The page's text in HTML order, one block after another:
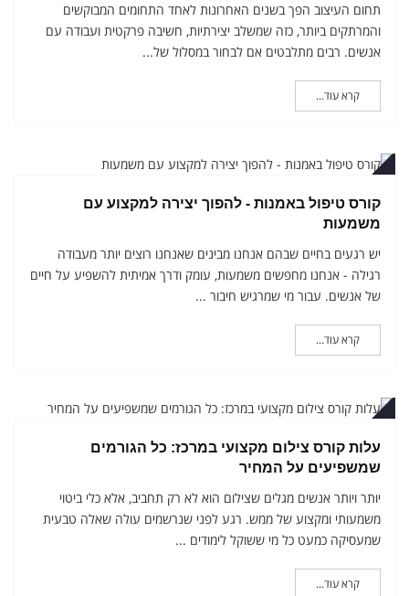
תחום העיצוב הפך בשנים האחרונות לאחד התחומים המבוקשים
והמרתקים ביותר, כזה שמשלב יצירתיות, חשיבה פרקטית ועבודה עם
אנשים. רבים מתלבטים אם לבחור במסלול של...
קרא עוד...
קורס טיפול באמנות - להפוך יצירה למקצוע עם
משמעות
יש רגעים בחיים שבהם אנחנו מבינים שאנחנו רוצים יותר מעבודה
רגילה - אנחנו מחפשים משמעות, עומק ודרך אמיתית להשפיע על חיים
של אנשים. עבור מי שמרגיש חיבור ...
קרא עוד...
עלות קורס צילום מקצועי במרכז: כל הגורמים
שמשפיעים על המחיר
יותר ויותר אנשים מגלים שצילום הוא לא רק תחביב, אלא כלי ביטוי
משמעותי ומקצוע של ממש. רגע לפני שנרשמים עולה שאלה טבעית
שמעסיקה כמעט כל מי ששוקל לימודים ...
קרא עוד...